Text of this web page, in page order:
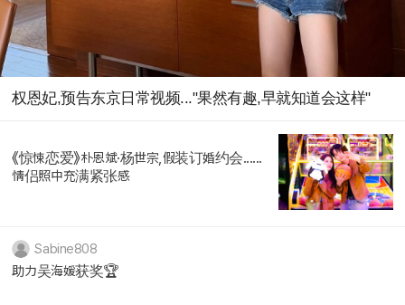
权恩妃,预告东京日常视频..."果然有趣,早就知道会这样"
《惊悚恋爱》朴恩斌·杨世宗,假装订婚约会......
情侣照中充满紧张感
Sabine808
助力吴海媛获奖🏆